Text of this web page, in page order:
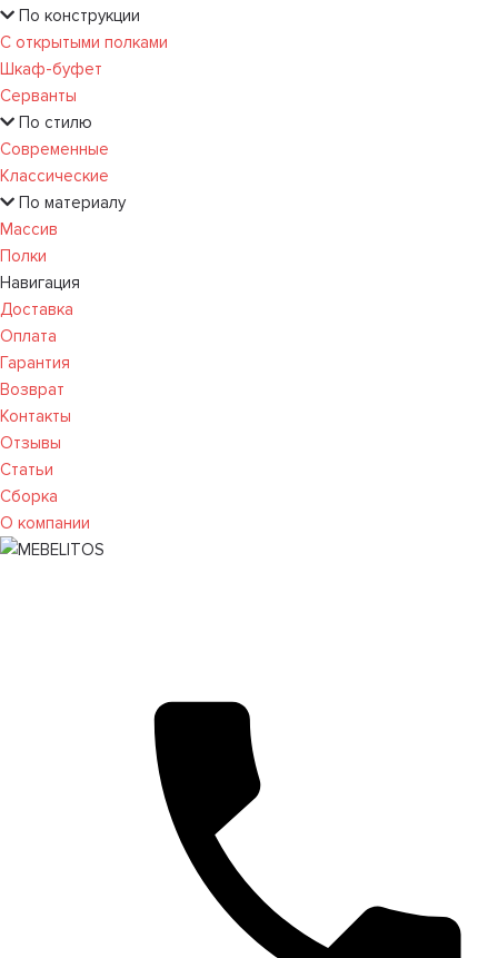
По конструкции
С открытыми полками
Шкаф-буфет
Серванты
По стилю
Современные
Классические
По материалу
Массив
Полки
Навигация
Доставка
Оплата
Гарантия
Возврат
Контакты
Отзывы
Статьи
Сборка
О компании